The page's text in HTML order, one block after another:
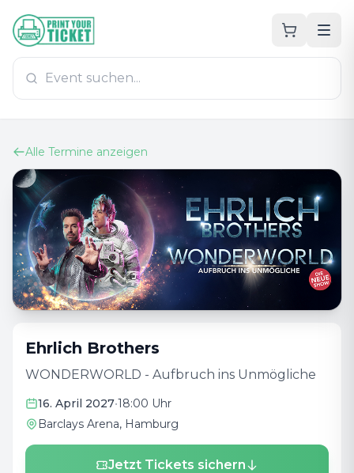
Zum Hauptinhalt
PrintYourTicket
Alle Termine anzeigen
Ehrlich Brothers
WONDERWORLD - Aufbruch ins Unmögliche
16. April 2027•18:00 Uhr
Barclays Arena, Hamburg
Jetzt Tickets sichern